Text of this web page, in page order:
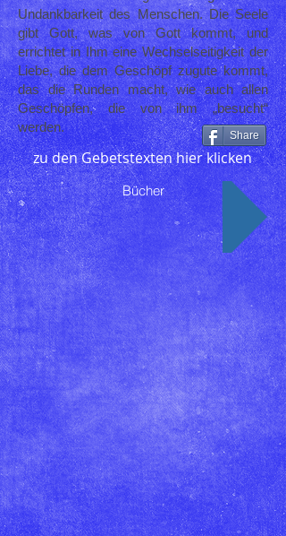
Undankbarkeit des Menschen. Die Seele
gibt Gott, was von Gott kommt, und
errichtet in Ihm eine Wechselseitigkeit der
Liebe, die dem Geschöpf zugute kommt,
das die Runden macht, wie auch allen
Geschöpfen, die von ihm „besucht“
werden.
Share
zu den Gebetstexten hier klicken
Bücher